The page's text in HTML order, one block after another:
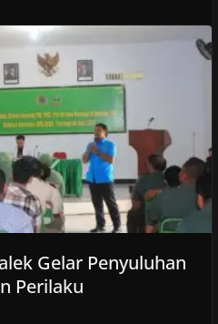
Gelar Penyuluhan
Perilaku